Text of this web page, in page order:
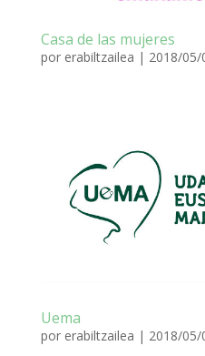
Casa de las mujeres
por erabiltzailea | 2018/05/
Uema
por erabiltzailea | 2018/05/